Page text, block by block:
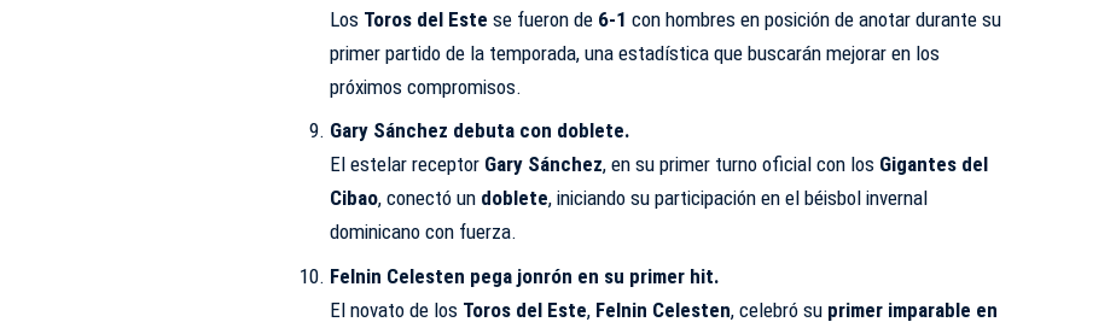
Los Toros del Este se fueron de 6-1 con hombres en posición de anotar durante su
primer partido de la temporada, una estadística que buscarán mejorar en los
próximos compromisos.
Gary Sánchez debuta con doblete.
El estelar receptor Gary Sánchez, en su primer turno oficial con los Gigantes del
Cibao, conectó un doblete, iniciando su participación en el béisbol invernal
dominicano con fuerza.
Felnin Celesten pega jonrón en su primer hit.
El novato de los Toros del Este, Felnin Celesten, celebró su primer imparable en